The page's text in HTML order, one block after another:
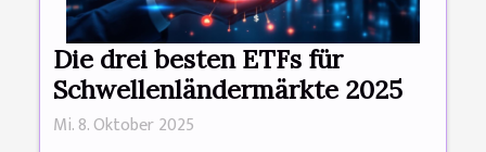
Die drei besten ETFs für
Schwellenländermärkte 2025
Mi. 8. Oktober 2025